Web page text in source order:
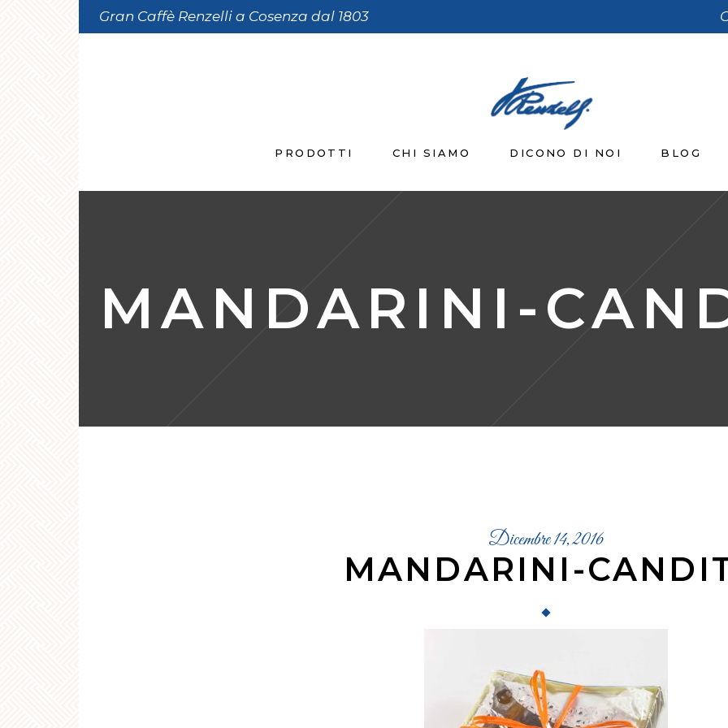
Gran Caffè Renzelli a Cosenza dal 1803
PRODOTTI CHI SIAMO DICONO DI NOI BLOG
MANDARINI-
Dicembre 14, 2016
MANDARINI-